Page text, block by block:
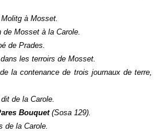
à Mosset.
Mosset à la Carole.
de Prades.
les terroirs de Mosset.
la contenance de trois journaux de terre,
de la Carole.
Bouquet(Sosa 129).
de la Carole.